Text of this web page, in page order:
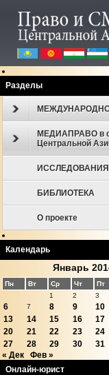
Разделы
МЕДИАПРАВО в
Центральной
ИССЛЕДОВАНИЯ
БИБЛИОТЕКА
О проекте
Календарь
Январь
Пн Вт Ср Чт Пт
1
2 3
6 7 8 9 10
13 14 15 16 17
20 21 22 23 24
27 28 29 30
31
« Дек
Фев »
Онлайн-юрист